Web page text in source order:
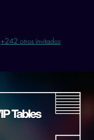
+242 otros invitados